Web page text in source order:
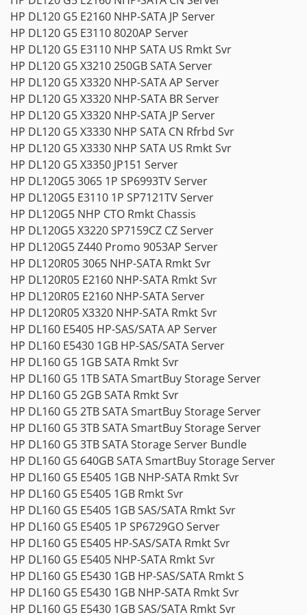
HP DL120 G5 E2160 NHP-SATA JP Server
HP DL120 G5 E3110 8020AP Server
HP DL120 G5 E3110 NHP SATA US Rmkt Svr
HP DL120 G5 X3210 250GB SATA Server
HP DL120 G5 X3320 NHP-SATA AP Server
HP DL120 G5 X3320 NHP-SATA BR Server
HP DL120 G5 X3320 NHP-SATA JP Server
HP DL120 G5 X3330 NHP SATA CN Rfrbd Svr
HP DL120 G5 X3330 NHP SATA US Rmkt Svr
HP DL120 G5 X3350 JP151 Server
HP DL120G5 3065 1P SP6993TV Server
HP DL120G5 E3110 1P SP7121TV Server
HP DL120G5 NHP CTO Rmkt Chassis
HP DL120G5 X3220 SP7159CZ CZ Server
HP DL120G5 Z440 Promo 9053AP Server
HP DL120R05 3065 NHP-SATA Rmkt Svr
HP DL120R05 E2160 NHP-SATA Rmkt Svr
HP DL120R05 E2160 NHP-SATA Server
HP DL120R05 X3320 NHP-SATA Rmkt Svr
HP DL160 E5405 HP-SAS/SATA AP Server
HP DL160 E5430 1GB HP-SAS/SATA Server
HP DL160 G5 1GB SATA Rmkt Svr
HP DL160 G5 1TB SATA SmartBuy Storage Server
HP DL160 G5 2GB SATA Rmkt Svr
HP DL160 G5 2TB SATA SmartBuy Storage Server
HP DL160 G5 3TB SATA SmartBuy Storage Server
HP DL160 G5 3TB SATA Storage Server Bundle
HP DL160 G5 640GB SATA SmartBuy Storage Server
HP DL160 G5 E5405 1GB NHP-SATA Rmkt Svr
HP DL160 G5 E5405 1GB Rmkt Svr
HP DL160 G5 E5405 1GB SAS/SATA Rmkt Svr
HP DL160 G5 E5405 1P SP6729GO Server
HP DL160 G5 E5405 HP-SAS/SATA Rmkt Svr
HP DL160 G5 E5405 NHP-SATA Rmkt Svr
HP DL160 G5 E5430 1GB HP-SAS/SATA Rmkt S
HP DL160 G5 E5430 1GB NHP-SATA Rmkt Svr
HP DL160 G5 E5430 1GB SAS/SATA Rmkt Svr